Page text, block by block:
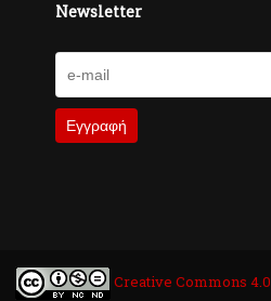
Newsletter
Creative Commons 4.0